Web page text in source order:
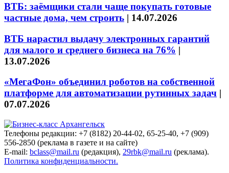
ВТБ: заёмщики стали чаще покупать готовые
частные дома, чем строить | 14.07.2026
ВТБ нарастил выдачу электронных гарантий
для малого и среднего бизнеса на 76% |
13.07.2026
«МегаФон» объединил роботов на собственной
платформе для автоматизации рутинных задач |
07.07.2026
Телефоны редакции: +7 (8182) 20-44-02, 65-25-40, +7 (909)
556-2850 (реклама в газете и на сайте)
E-mail: bclass@mail.ru (редакция), 29rbk@mail.ru (реклама).
Политика конфиденциальности.